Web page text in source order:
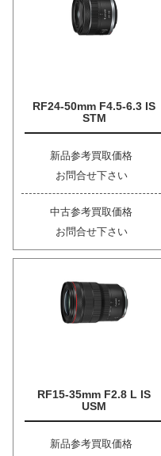
RF24-50mm F4.5-6.3 IS
STM
新品参考買取価格
お問合せ下さい
中古参考買取価格
お問合せ下さい
RF15-35mm F2.8 L IS
USM
新品参考買取価格